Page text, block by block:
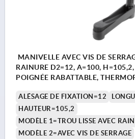
MANIVELLE AVEC VIS DE
RAINURE D2=12, A=100, H=105,2,
POIGNÉE RABATTABLE,
ALÉSAGE DE FIXATION=12
HAUTEUR=105,2
MODÈLE 1=TROU LISSE AVEC
MODÈLE 2=AVEC VIS DE SERRAGE